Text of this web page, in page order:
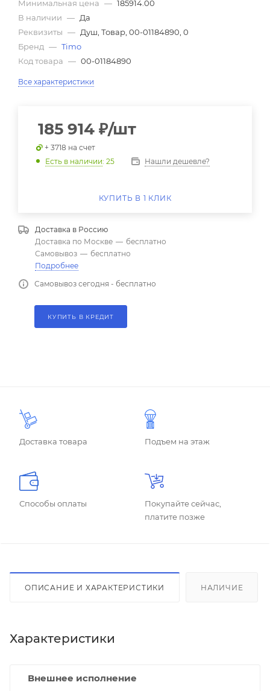
Минимальная цена — 185914.00
В наличии — Да
Реквизиты — Душ, Товар, 00-01184890, 0
Бренд — Timo
Код товара — 00-01184890
Все характеристики
185 914 ₽/шт
+ 3718 на счет
Есть в наличии: 25 Нашли дешевле?
КУПИТЬ В 1 КЛИК
Доставка в Россию
Доставка по Москве — бесплатно
Самовывоз — бесплатно
Подробнее
Самовывоз сегодня - бесплатно
КУПИТЬ В КРЕДИТ
Доставка товара Подъем на этаж
Способы оплаты
Покупайте сейчас,
платите позже
ОПИСАНИЕ И ХАРАКТЕРИСТИКИ НАЛИЧИЕ
Характеристики
Внешнее исполнение